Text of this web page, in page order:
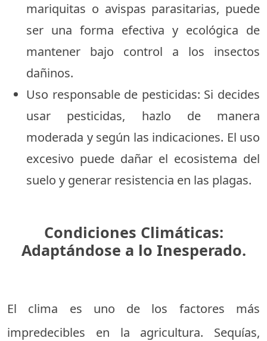
mariquitas o avispas parasitarias, puede
ser una forma efectiva y ecológica de
mantener bajo control a los insectos
dañinos.
Uso responsable de pesticidas: Si decides
usar pesticidas, hazlo de manera
moderada y según las indicaciones. El uso
excesivo puede dañar el ecosistema del
suelo y generar resistencia en las plagas.
Condiciones Climáticas:
Adaptándose a lo Inesperado.
El clima es uno de los factores más
impredecibles en la agricultura. Sequías,